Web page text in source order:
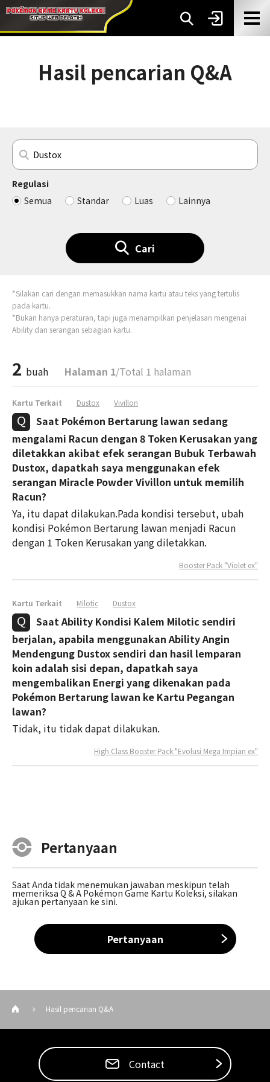
Hasil pencarian Q&A
Regulasi
Semua
Standar Luas Lainnya
Cari
*Silakan cari dengan memasukkan nama kartu atau teks yang tertulis
pada kartu.
*Bukan hanya peraturan, tapi juga menampilkan penjelasan mengenai
Ability dan serangan sebagian kartu.
2 buah Halaman 1/Total 1 halaman
Kartu Terkait Dustox Vivillon
Saat Pokémon Bertarung lawan sedang
mengalami Racun dengan 8 Token Kerusakan yang
diletakkan akibat efek serangan Bubuk Terbawah
Dustox, dapatkah saya menggunakan efek
serangan Miracle Powder Vivillon untuk memilih
Racun?
Ya, itu dapat dilakukan.Pada kondisi tersebut, ubah
kondisi Pokémon Bertarung lawan menjadi Racun
dengan 1 Token Kerusakan yang diletakkan.
Booster Pack "Violet ex"
Kartu Terkait Milotic Dustox
Saat Ability Kondisi Kalem Milotic sendiri
berjalan, apabila menggunakan Ability Angin
Mendengung Dustox sendiri dan hasil lemparan
koin adalah sisi depan, dapatkah saya
mengembalikan Energi yang dikenakan pada
Pokémon Bertarung lawan ke Kartu Pegangan
lawan?
Tidak, itu tidak dapat dilakukan.
High Class Booster Pack "Evolusi Mega Impian ex"
Pertanyaan
Saat Anda tidak menemukan jawaban meskipun telah
memeriksa Q & A Pokémon Game Kartu Koleksi, silakan
ajukan pertanyaan ke sini.
Pertanyaan
Hasil pencarian Q&A
Contact